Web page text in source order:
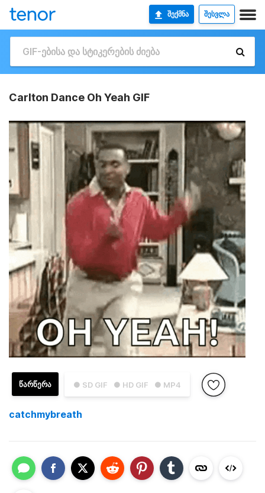
ᲨᲔᲥᲛᲜᲐ ᲨᲔᲡᲕᲚᲐ
Carlton Dance Oh Yeah GIF
● SD GIF ● HD GIF ● MP4
ᲬᲐᲠᲬᲔᲠᲐ
catchmybreath